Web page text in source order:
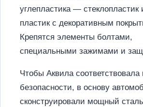
углепластика —
пластик с декоративным
Крепятся элементы болтами,
специальными зажимами и
Чтобы Аквила
безопасности, в основу
сконструировали мощный